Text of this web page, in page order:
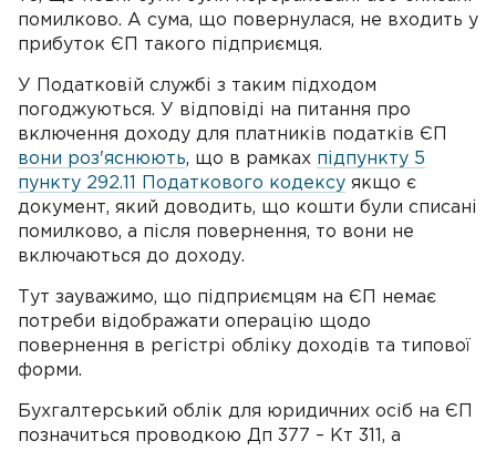
помилково. А сума, що повернулася, не входить у
прибуток ЄП такого підприємця.
У Податковій службі з таким підходом
погоджуються. У відповіді на питання про
включення доходу для платників податків ЄП
вони роз'яснюють, що в рамках підпункту 5
пункту 292.11 Податкового кодексу якщо є
документ, який доводить, що кошти були списані
помилково, а після повернення, то вони не
включаються до доходу.
Тут зауважимо, що підприємцям на ЄП немає
потреби відображати операцію щодо
повернення в регістрі обліку доходів та типової
форми.
Бухгалтерський облік для юридичних осіб на ЄП
позначиться проводкою Дп 377 – Кт 311, а